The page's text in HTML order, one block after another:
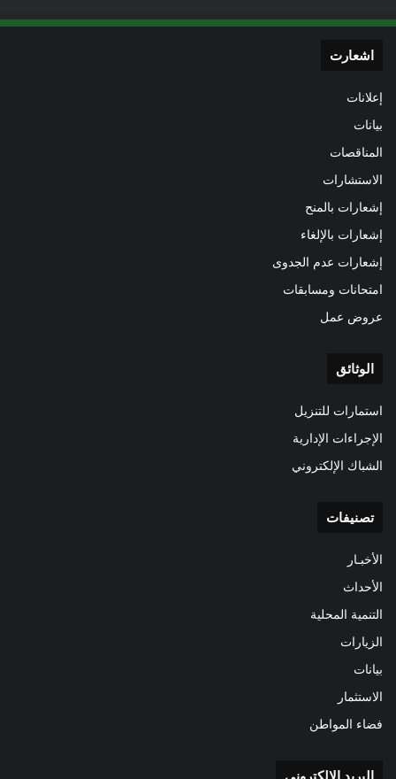
اشعارت
إعلانات
بيانات
المناقصات
الاستشارات
إشعارات بالمنح
إشعارات بالإلغاء
إشعارات عدم الجدوى
امتحانات ومسابقات
عروض عمل
الوثائق
استمارات للتنزيل
الإجراءات الإدارية
الشباك الإلكتروني
تصنيفات
الأخبـار
الأحداث
التنمية المحلية
الزيارات
بيانات
الاستثمار
فضاء المواطن